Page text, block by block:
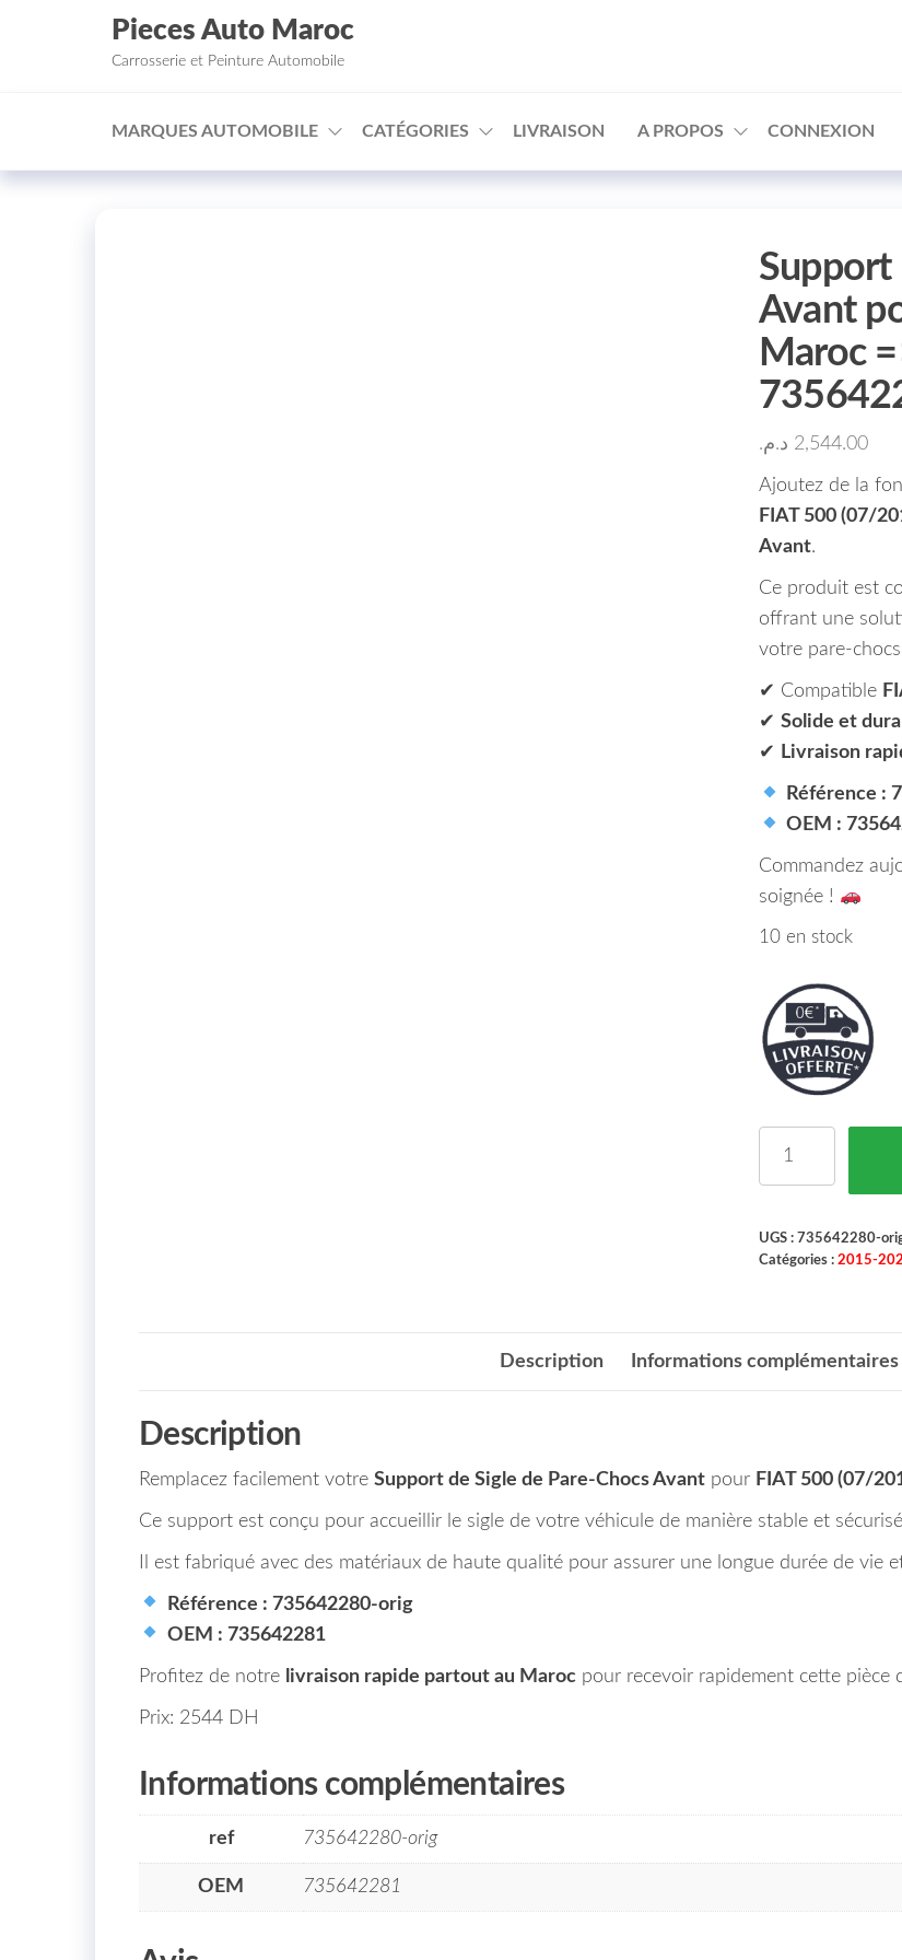
□
Aller au contenu
Pieces Auto Maroc
Carrosserie et Peinture Automobile
MARQUES AUTOMOBILE CATÉGORIES LIVRAISON A PROPOS CONNEXION
Support
Avant
Maroc
2,544.00 د.م.
Ajoutez de la
FIAT 500 (07/
Avant.
Ce produit est
offrant une
votre pare-
✔ Compatible
✔ Solide et
✔
Livraison
Référence :
OEM :
Commandez
soignée !
10 en stock
UGS : 735642280-
Catégories : 2015-
Description Informations complémentaires
Description
Remplacez facilement votre Support de Sigle de Pare-Chocs Avant pour FIAT 500 (07/
Ce support est conçu pour accueillir le sigle de votre véhicule de manière stable et
Il est fabriqué avec des matériaux de haute qualité pour assurer une longue durée de vie
Référence : 735642280-orig
OEM : 735642281
Profitez de notre livraison rapide partout au Maroc pour recevoir rapidement cette pièce
Prix: 2544 DH
Informations complémentaires
ref 735642280-orig
OEM 735642281